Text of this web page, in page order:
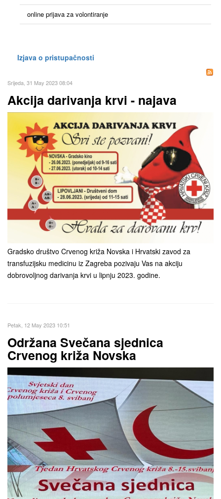
online prijava za volontiranje
Izjava o pristupačnosti
Srijeda, 31 May 2023 08:04
Akcija darivanja krvi - najava
Gradsko društvo Crvenog križa Novska i Hrvatski zavod za
transfuzijsku medicinu iz Zagreba pozivaju Vas na akciju
dobrovoljnog darivanja krvi u lipnju 2023. godine.
Petak, 12 May 2023 10:51
Održana Svečana sjednica
Crvenog križa Novska